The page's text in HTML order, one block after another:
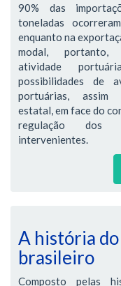
90% das
toneladas
enquanto na
modal, portanto,
atividade
possibilidades de
portuárias, assim
estatal, em face do
regulação dos
intervenientes.
A história
brasileiro
Composto pelas